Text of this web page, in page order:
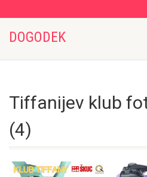
DOGODEK
Tiffanijev klub
(4)